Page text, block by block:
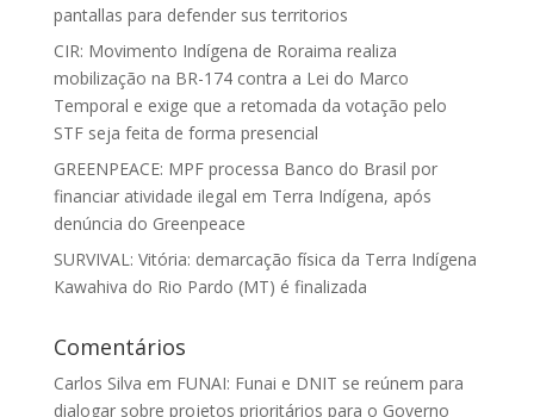
pantallas para defender sus territorios
CIR: Movimento Indígena de Roraima realiza
mobilização na BR-174 contra a Lei do Marco
Temporal e exige que a retomada da votação pelo
STF seja feita de forma presencial
GREENPEACE: MPF processa Banco do Brasil por
financiar atividade ilegal em Terra Indígena, após
denúncia do Greenpeace
SURVIVAL: Vitória: demarcação física da Terra Indígena
Kawahiva do Rio Pardo (MT) é finalizada
Comentários
Carlos Silva em FUNAI: Funai e DNIT se reúnem para
dialogar sobre projetos prioritários para o Governo